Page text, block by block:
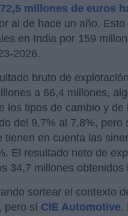
millones de euros
al de hace un año.
en India por 159
2026.
bruto de
a 66,4 millones,
los tipos de cambio y
del 9,7% al 7,8%, pero
tienen en cuenta las
El resultado neto de
34,7 millones obtenidos
sortear el contexto
, pero sí CIE Automotive.